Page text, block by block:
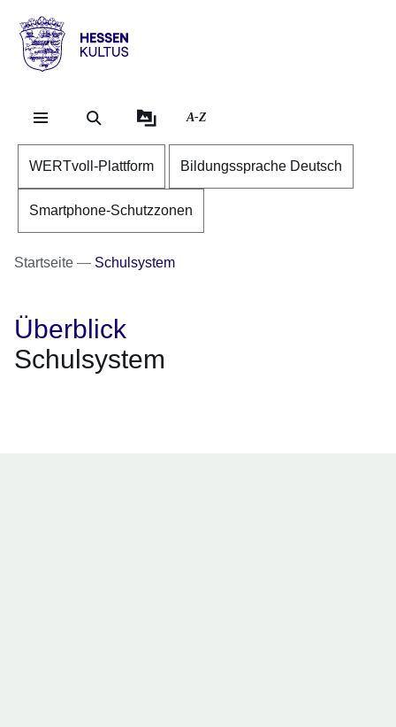
Hessen
Kultus
A-Z
WERTvoll-Plattform Bildungssprache Deutsch
Smartphone-Schutzzonen
Startseite Schulsystem
Überblick
Schulsystem